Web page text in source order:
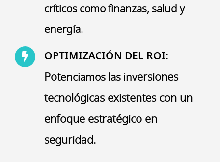
críticos como finanzas,salud y
energía.
OPTIMIZACIÓN DEL ROI:
Potenciamos las inversiones
tecnológicas existentes con un
enfoque estratégico en
seguridad.